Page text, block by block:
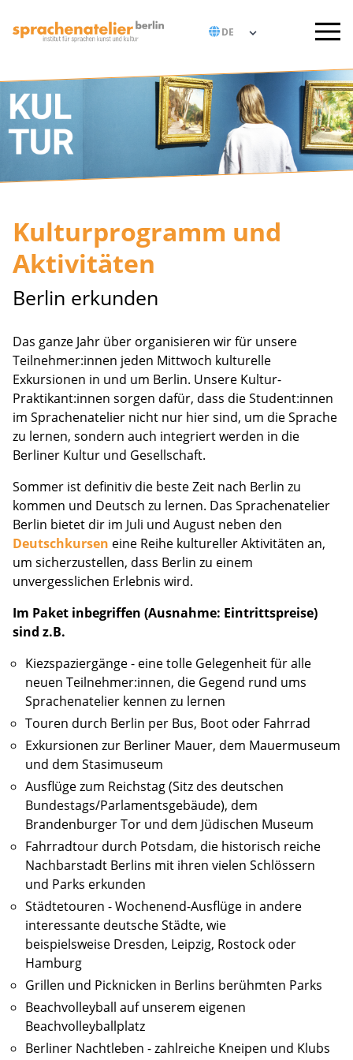
Kulturprogramm und
Aktivitäten
Berlin erkunden
Das ganze Jahr über organisieren wir für unsere
Teilnehmer:innen jeden Mittwoch kulturelle
Exkursionen in und um Berlin. Unsere Kultur-
Praktikant:innen sorgen dafür, dass die Student:innen
im Sprachenatelier nicht nur hier sind, um die Sprache
zu lernen, sondern auch integriert werden in die
Berliner Kultur und Gesellschaft.
Sommer ist definitiv die beste Zeit nach Berlin zu
kommen und Deutsch zu lernen. Das Sprachenatelier
Berlin bietet dir im Juli und August neben den
Deutschkursen eine Reihe kultureller Aktivitäten an,
um sicherzustellen, dass Berlin zu einem
unvergesslichen Erlebnis wird.
Im Paket inbegriffen (Ausnahme: Eintrittspreise)
sind z.B.
Kiezspaziergänge - eine tolle Gelegenheit für alle
neuen Teilnehmer:innen, die Gegend rund ums
Sprachenatelier kennen zu lernen
Touren durch Berlin per Bus, Boot oder Fahrrad
Exkursionen zur Berliner Mauer, dem Mauermuseum
und dem Stasimuseum
Ausflüge zum Reichstag (Sitz des deutschen
Bundestags/Parlamentsgebäude), dem
Brandenburger Tor und dem Jüdischen Museum
Fahrradtour durch Potsdam, die historisch reiche
Nachbarstadt Berlins mit ihren vielen Schlössern
und Parks erkunden
Städtetouren - Wochenend-Ausflüge in andere
interessante deutsche Städte, wie
beispielsweise Dresden, Leipzig, Rostock oder
Hamburg
Grillen und Picknicken in Berlins berühmten Parks
Beachvolleyball auf unserem eigenen
Beachvolleyballplatz
Berliner Nachtleben - zahlreiche Kneipen und Klubs